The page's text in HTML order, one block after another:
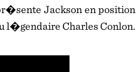
Jackson en position
l�gendaire Charles Conlon.